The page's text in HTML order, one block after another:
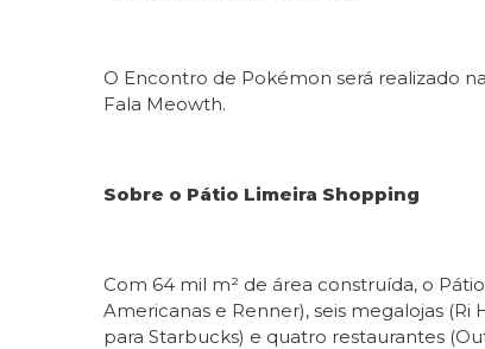
O Encontro de Pokémon será realizado
Fala Meowth.
Sobre o Pátio Limeira Shopping
Com 64 mil m² de área construída, o
Americanas e Renner), seis megalojas
para Starbucks) e quatro restaurantes